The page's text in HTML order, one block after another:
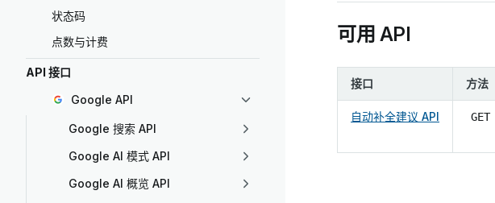
状态码
点数与计费
API 接口
Google API
Google 搜索 API
Google AI 模式 API
Google AI 概览 API
可用 API
接口 方法
自动补全建议 API GET